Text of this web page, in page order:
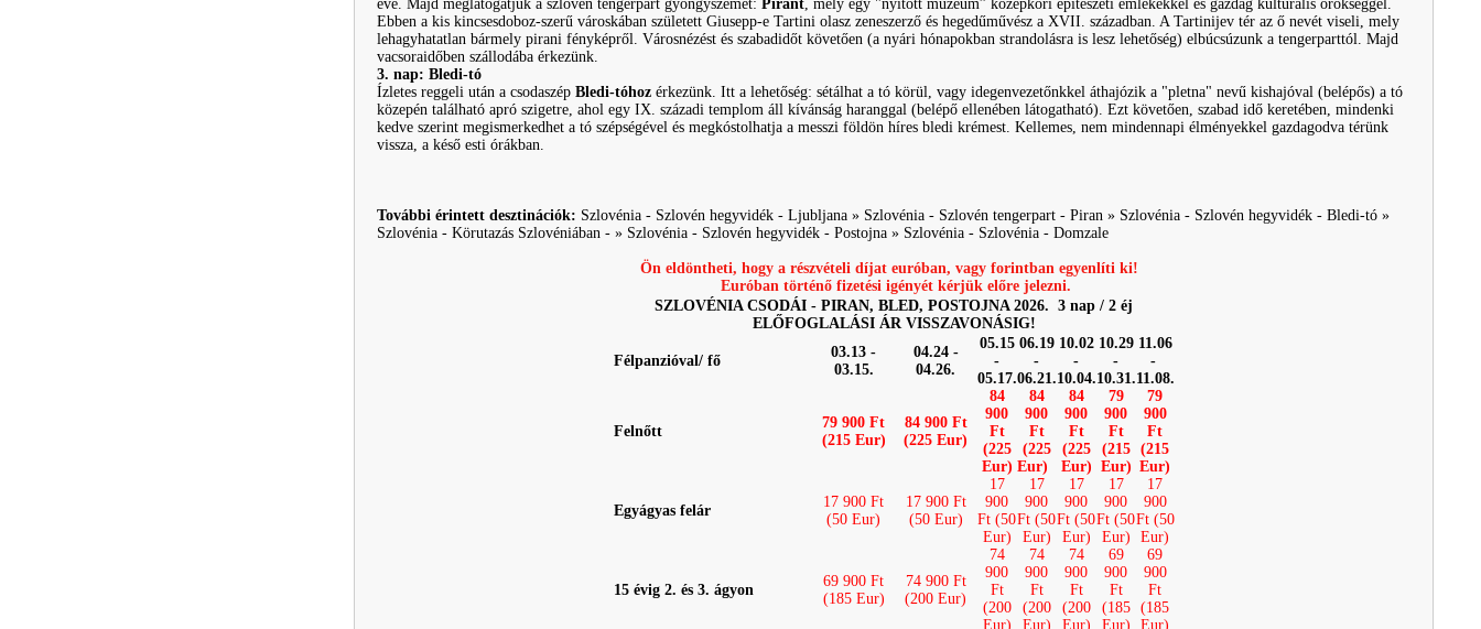
éve. Majd meglátogatjuk a szlovén tengerpart gyöngyszemét: Pirant, mely egy "nyitott múzeum” középkori építészeti emlékekkel és gazdag kulturális örökséggel.
Ebben a kis kincsesdoboz-szerű városkában született Giusepp-e Tartini olasz zeneszerző és hegedűművész a XVII. században. A Tartinijev tér az ő nevét viseli, mely
lehagyhatatlan bármely pirani fényképről. Városnézést és szabadidőt követően (a nyári hónapokban strandolásra is lesz lehetőség) elbúcsúzunk a tengerparttól. Majd
vacsoraidőben szállodába érkezünk.
3. nap: Bledi-tó
Ízletes reggeli után a csodaszép Bledi-tóhoz érkezünk. Itt a lehetőség: sétálhat a tó körül, vagy idegenvezetőnkkel áthajózik a "pletna" nevű kishajóval (belépős) a tó
közepén található apró szigetre, ahol egy IX. századi templom áll kívánság haranggal (belépő ellenében látogatható). Ezt követően, szabad idő keretében, mindenki
kedve szerint megismerkedhet a tó szépségével és megkóstolhatja a messzi földön híres bledi krémest. Kellemes, nem mindennapi élményekkel gazdagodva térünk
vissza, a késő esti órákban.
További érintett desztinációk: Szlovénia - Szlovén hegyvidék - Ljubljana » Szlovénia - Szlovén tengerpart - Piran » Szlovénia - Szlovén hegyvidék - Bledi-tó »
Szlovénia - Körutazás Szlovéniában - » Szlovénia - Szlovén hegyvidék - Postojna » Szlovénia - Szlovénia - Domzale
Ön eldöntheti, hogy a részvételi díjat euróban, vagy forintban egyenlíti ki!
Euróban történő fizetési igényét kérjük előre jelezni.
SZLOVÉNIA CSODÁI - PIRAN, BLED, POSTOJNA 2026. 3 nap / 2 éj
ELŐFOGLALÁSI ÁR VISSZAVONÁSIG!
Félpanzióval/ fő
03.13 -
03.15.
04.24 -
04.26.
05.15
-
05.17.
06.19
-
06.21.
10.02
-
10.04.
10.29
-
10.31.
11.06
-
11.08.
Felnőtt
79 900 Ft
(215 Eur)
84 900 Ft
(225 Eur)
84
900
Ft
(225
Eur)
84
900
Ft
(225
Eur)
84
900
Ft
(225
Eur)
79
900
Ft
(215
Eur)
79
900
Ft
(215
Eur)
Egyágyas felár
17 900 Ft
(50 Eur)
17 900 Ft
(50 Eur)
17
900
Ft (50
Eur)
17
900
Ft (50
Eur)
17
900
Ft (50
Eur)
17
900
Ft (50
Eur)
17
900
Ft (50
Eur)
15 évig 2. és 3. ágyon
69 900 Ft
(185 Eur)
74 900 Ft
(200 Eur)
74
900
Ft
(200
Eur)
74
900
Ft
(200
Eur)
74
900
Ft
(200
Eur)
69
900
Ft
(185
Eur)
69
900
Ft
(185
Eur)